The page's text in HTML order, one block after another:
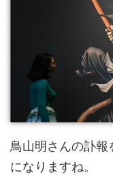
鳥山明さんの訃報
になりますね。